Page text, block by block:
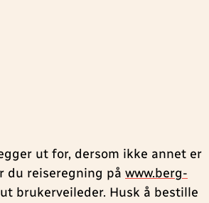
ut for, dersom ikke annet er
du reiseregning på www.berg-
brukerveileder. Husk å bestille